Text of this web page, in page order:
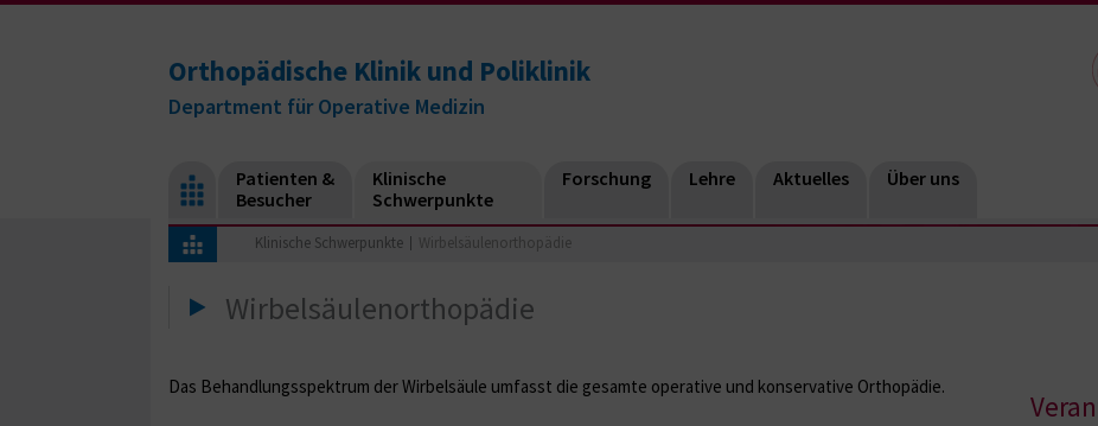
Orthopädische Klinik und Poliklinik
Department für Operative Medizin
Patienten &
Besucher
Klinische
Schwerpunkte
Forschung Lehre Aktuelles Über uns
Klinische Schwerpunkte Wirbelsäulenorthopädie
Wirbelsäulenorthopädie
Das Behandlungsspektrum der Wirbelsäule umfasst die gesamte operative und konservative Orthopädie.